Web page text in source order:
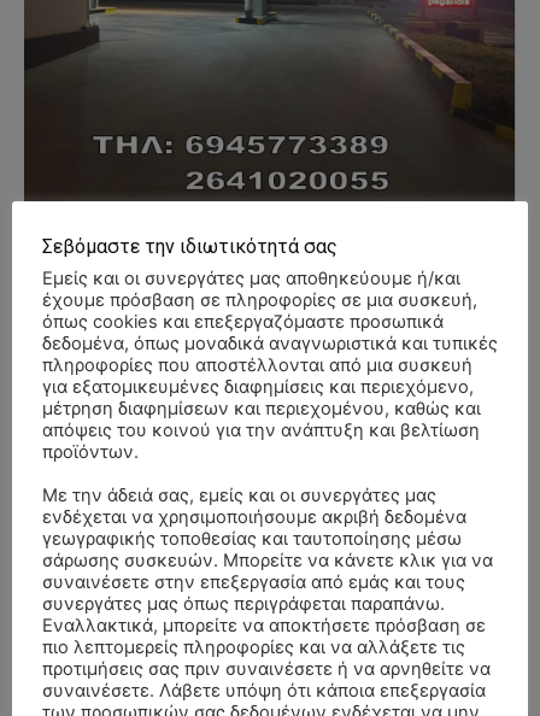
- Advertisment -
Σεβόμαστε την ιδιωτικότητά σας
Εμείς και οι συνεργάτες μας αποθηκεύουμε ή/και
έχουμε πρόσβαση σε πληροφορίες σε μια συσκευή,
όπως cookies και επεξεργαζόμαστε προσωπικά
δεδομένα, όπως μοναδικά αναγνωριστικά και τυπικές
πληροφορίες που αποστέλλονται από μια συσκευή
για εξατομικευμένες διαφημίσεις και περιεχόμενο,
μέτρηση διαφημίσεων και περιεχομένου, καθώς και
απόψεις του κοινού για την ανάπτυξη και βελτίωση
προϊόντων.
Με την άδειά σας, εμείς και οι συνεργάτες μας
ενδέχεται να χρησιμοποιήσουμε ακριβή δεδομένα
γεωγραφικής τοποθεσίας και ταυτοποίησης μέσω
σάρωσης συσκευών. Μπορείτε να κάνετε κλικ για να
συναινέσετε στην επεξεργασία από εμάς και τους
συνεργάτες μας όπως περιγράφεται παραπάνω.
Εναλλακτικά, μπορείτε να αποκτήσετε πρόσβαση σε
πιο λεπτομερείς πληροφορίες και να αλλάξετε τις
προτιμήσεις σας πριν συναινέσετε ή να αρνηθείτε να
συναινέσετε. Λάβετε υπόψη ότι κάποια επεξεργασία